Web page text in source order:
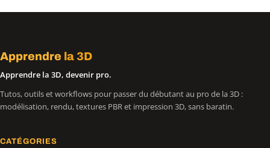
Apprendre la 3D
Apprendre la 3D, devenir pro.
Tutos, outils et workflows pour passer du débutant au pro de la 3D :
modélisation, rendu, textures PBR et impression 3D, sans baratin.
CATÉGORIES